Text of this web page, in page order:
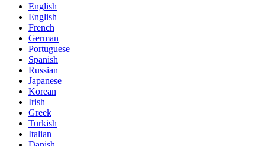
English
English
French
German
Portuguese
Spanish
Russian
Japanese
Korean
Irish
Greek
Turkish
Italian